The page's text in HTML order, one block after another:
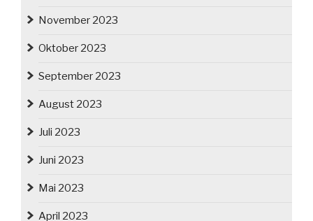
November 2023
Oktober 2023
September 2023
August 2023
Juli 2023
Juni 2023
Mai 2023
April 2023